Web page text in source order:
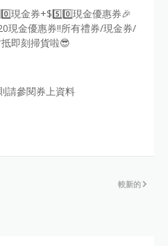
現金券+$5️⃣0️⃣現金優惠券🎉
現金優惠券‼️所有禮券/現金券/
即刻掃貨啦😎
請參閱券上資料
較新的